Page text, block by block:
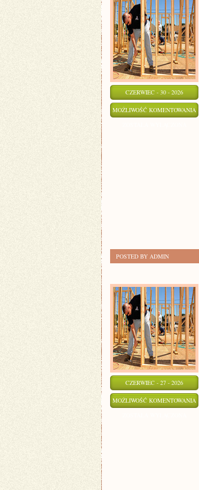
CZERWIEC - 30 - 2026
MOŻLIWOŚĆ KOMENTOWANIA
POSTED BY ADMIN
CZERWIEC - 27 - 2026
MOŻLIWOŚĆ KOMENTOWANIA